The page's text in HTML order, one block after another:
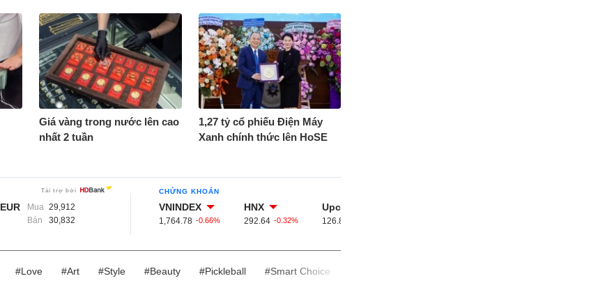
Giá vàng trong nước lên cao
nhất 2 tuần
1,27 tỷ cổ phiếu Điện Máy
Xanh chính thức lên HoSE
EUR Mua 29,912
Bán
30,832
CHỨNG KHOÁN
VNINDEX
1,764.78 -0.66%
HNX
292.64 -0.32%
Upcom
126.82
#Love #Art #Style #Beauty #Pickleball #Smart Choice